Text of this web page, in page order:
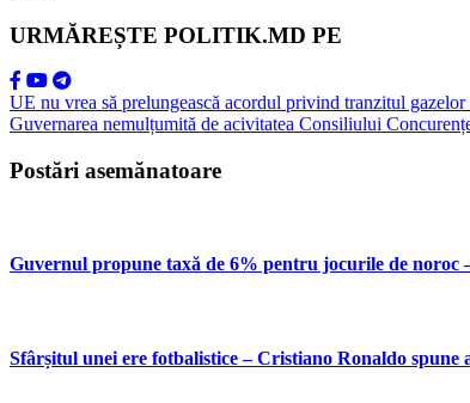
URMĂREȘTE POLITIK.MD PE
UE nu vrea să prelungească acordul privind tranzitul
Guvernarea nemulțumită de acivitatea Consiliului
Postări asemănatoare
Guvernul propune taxă de 6% pentru jocurile de noroc
Sfârșitul unei ere fotbalistice – Cristiano Ronaldo spune